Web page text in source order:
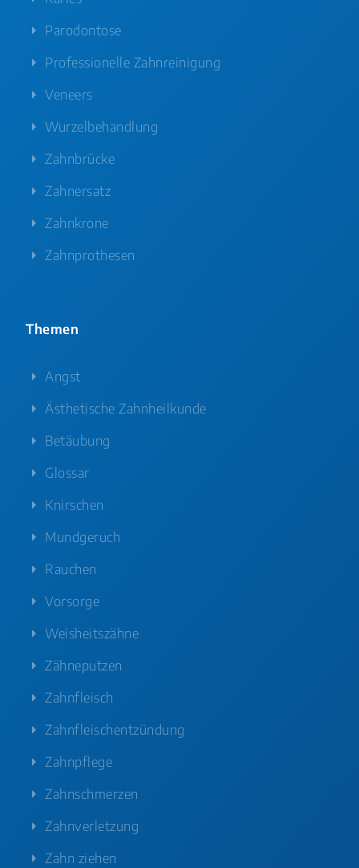
Parodontose
Professionelle Zahnreinigung
Veneers
Wurzelbehandlung
Zahnbrücke
Zahnersatz
Zahnkrone
Zahnprothesen
Themen
Angst
Ästhetische Zahnheilkunde
Betäubung
Glossar
Knirschen
Mundgeruch
Rauchen
Vorsorge
Weisheitszähne
Zähneputzen
Zahnfleisch
Zahnfleischentzündung
Zahnpflege
Zahnschmerzen
Zahnverletzung
Zahn ziehen